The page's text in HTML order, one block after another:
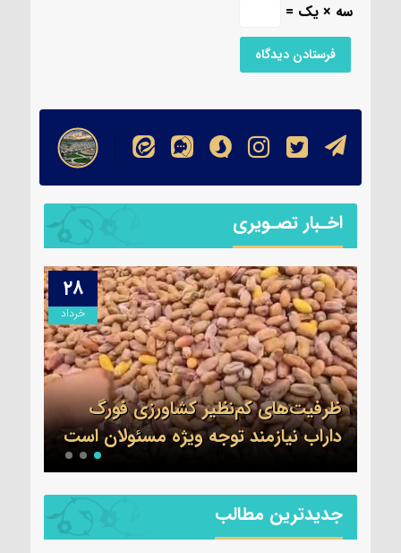
سه × یک =
اخـبار تصـویری
۲۸
خرداد
ظرفیت‌های کم‌نظیر کشاورزی فورگ
داراب نیازمند توجه ویژه مسئولان است
جدیدترین مطالب